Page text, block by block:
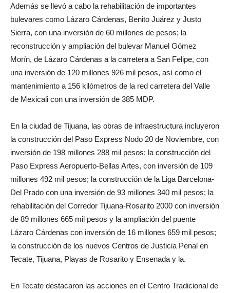
Además se llevó a cabo la rehabilitación de importantes
bulevares como Lázaro Cárdenas, Benito Juárez y Justo
Sierra, con una inversión de 60 millones de pesos; la
reconstrucción y ampliación del bulevar Manuel Gómez
Morín, de Lázaro Cárdenas a la carretera a San Felipe, con
una inversión de 120 millones 926 mil pesos, así como el
mantenimiento a 156 kilómetros de la red carretera del Valle
de Mexicali con una inversión de 385 MDP.
En la ciudad de Tijuana, las obras de infraestructura incluyeron
la construcción del Paso Express Nodo 20 de Noviembre, con
inversión de 198 millones 288 mil pesos; la construcción del
Paso Express Aeropuerto-Bellas Artes, con inversión de 109
millones 492 mil pesos; la construcción de la Liga Barcelona-
Del Prado con una inversión de 93 millones 340 mil pesos; la
rehabilitación del Corredor Tijuana-Rosarito 2000 con inversión
de 89 millones 665 mil pesos y la ampliación del puente
Lázaro Cárdenas con inversión de 16 millones 659 mil pesos;
la construcción de los nuevos Centros de Justicia Penal en
Tecate, Tijuana, Playas de Rosarito y Ensenada y la.
En Tecate destacaron las acciones en el Centro Tradicional de